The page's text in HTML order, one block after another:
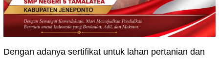
Dengan adanya sertifikat untuk lahan pertanian dan